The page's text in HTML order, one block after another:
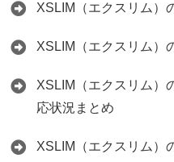
XSLIM（エクスリム）
XSLIM（エクスリム）
XSLIM（エクスリム）
応状況まとめ
XSLIM（エクスリム）